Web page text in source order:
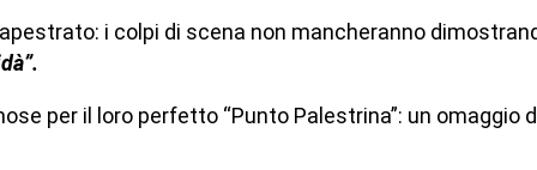
i colpi di scena non mancheranno
per il loro perfetto “Punto Palestrina”: un omaggio